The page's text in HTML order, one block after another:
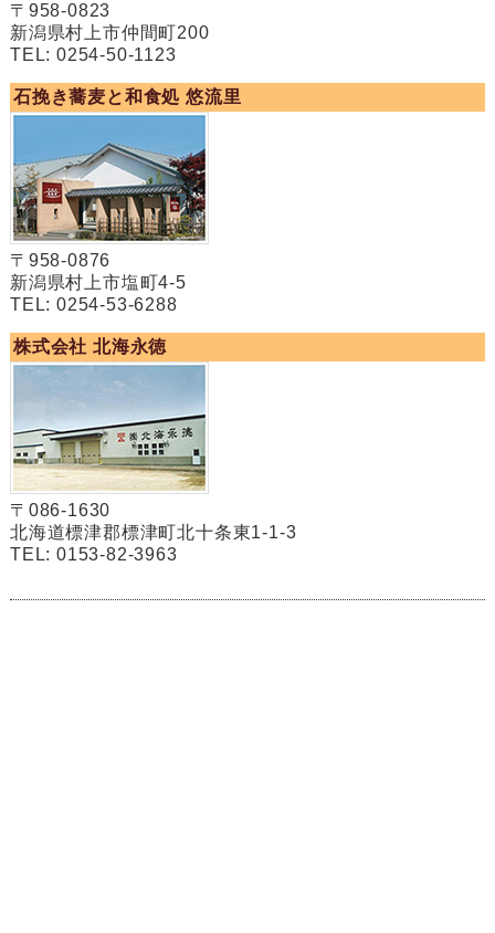
〒958-0823
新潟県村上市仲間町200
TEL: 0254-50-1123
石挽き蕎麦と和食処 悠流里
〒958-0876
新潟県村上市塩町4-5
TEL: 0254-53-6288
株式会社 北海永徳
〒086-1630
北海道標津郡標津町北十条東1-1-3
TEL: 0153-82-3963